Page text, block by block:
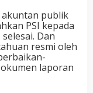
akuntan publik
PSI kepada
Dan
resmi oleh
laporan